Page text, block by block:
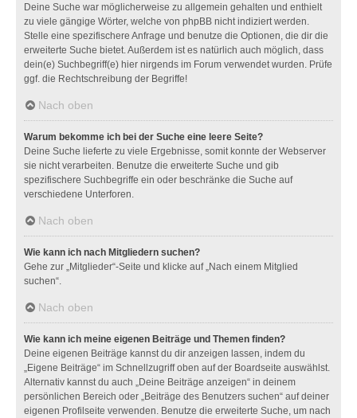
Deine Suche war möglicherweise zu allgemein gehalten und enthielt
zu viele gängige Wörter, welche von phpBB nicht indiziert werden.
Stelle eine spezifischere Anfrage und benutze die Optionen, die dir die
erweiterte Suche bietet. Außerdem ist es natürlich auch möglich, dass
dein(e) Suchbegriff(e) hier nirgends im Forum verwendet wurden. Prüfe
ggf. die Rechtschreibung der Begriffe!
Nach oben
Warum bekomme ich bei der Suche eine leere Seite?
Deine Suche lieferte zu viele Ergebnisse, somit konnte der Webserver
sie nicht verarbeiten. Benutze die erweiterte Suche und gib
spezifischere Suchbegriffe ein oder beschränke die Suche auf
verschiedene Unterforen.
Nach oben
Wie kann ich nach Mitgliedern suchen?
Gehe zur „Mitglieder“-Seite und klicke auf „Nach einem Mitglied
suchen“.
Nach oben
Wie kann ich meine eigenen Beiträge und Themen finden?
Deine eigenen Beiträge kannst du dir anzeigen lassen, indem du
„Eigene Beiträge“ im Schnellzugriff oben auf der Boardseite auswählst.
Alternativ kannst du auch „Deine Beiträge anzeigen“ in deinem
persönlichen Bereich oder „Beiträge des Benutzers suchen“ auf deiner
eigenen Profilseite verwenden. Benutze die erweiterte Suche, um nach